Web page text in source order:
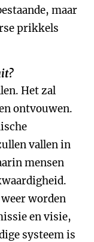
maar
prikkels
Het zal
ontvouwen.
vallen in
mensen
worden
en visie,
systeem is